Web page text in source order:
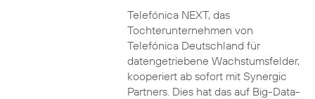
Telefónica NEXT, das
Tochterunternehmen von
Telefónica Deutschland für
datengetriebene Wachstumsfelder,
kooperiert ab sofort mit Synergic
Partners. Dies hat das auf Big-Data-